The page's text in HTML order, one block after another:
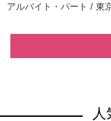
アルバイト・パート / 東